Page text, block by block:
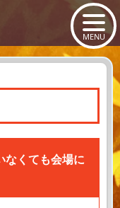
MENU
なくても会場に